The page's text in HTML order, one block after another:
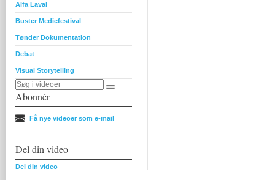
Alfa Laval
Buster Mediefestival
Tønder Dokumentation
Debat
Visual Storytelling
Abonnér
Få nye videoer som e-mail
Del din video
Del din video